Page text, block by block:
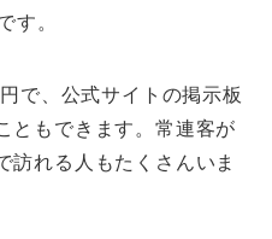
す。
で、公式サイトの掲示板
ともできます。常連客が
訪れる人もたくさんいま